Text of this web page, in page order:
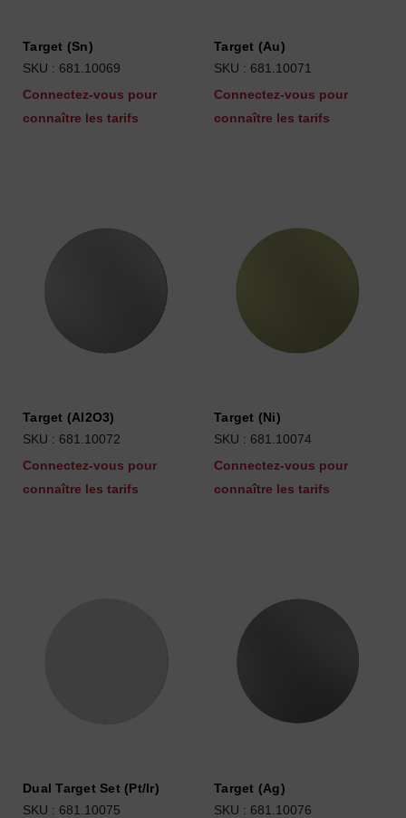
Target (Sn)
SKU : 681.10069
Connectez-vous pour
connaître les tarifs
Target (Au)
SKU : 681.10071
Connectez-vous pour
connaître les tarifs
Target (Al2O3)
SKU : 681.10072
Connectez-vous pour
connaître les tarifs
Target (Ni)
SKU : 681.10074
Connectez-vous pour
connaître les tarifs
Dual Target Set (Pt/Ir)
SKU : 681.10075
Target (Ag)
SKU : 681.10076